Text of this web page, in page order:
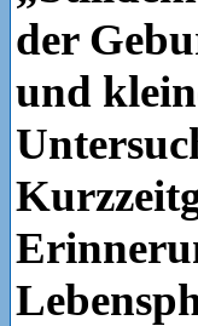
der
und